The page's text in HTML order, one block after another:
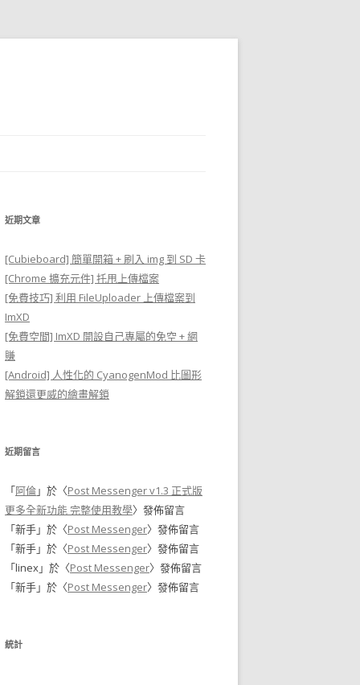
近期文章
[Cubieboard] 簡單開箱 + 刷入 img 到 SD 卡
[Chrome 擴充元件] 托甩上傳檔案
[免費技巧] 利用 FileUploader 上傳檔案到
ImXD
[免費空間] ImXD 開設自己專屬的免空 + 網
賺
[Android] 人性化的 CyanogenMod 比圖形
解鎖還更威的繪畫解鎖
近期留言
「阿倫」於〈Post Messenger v1.3 正式版
更多全新功能 完整使用教學〉發佈留言
「新手」於〈Post Messenger〉發佈留言
「新手」於〈Post Messenger〉發佈留言
「linex」於〈Post Messenger〉發佈留言
「新手」於〈Post Messenger〉發佈留言
統計